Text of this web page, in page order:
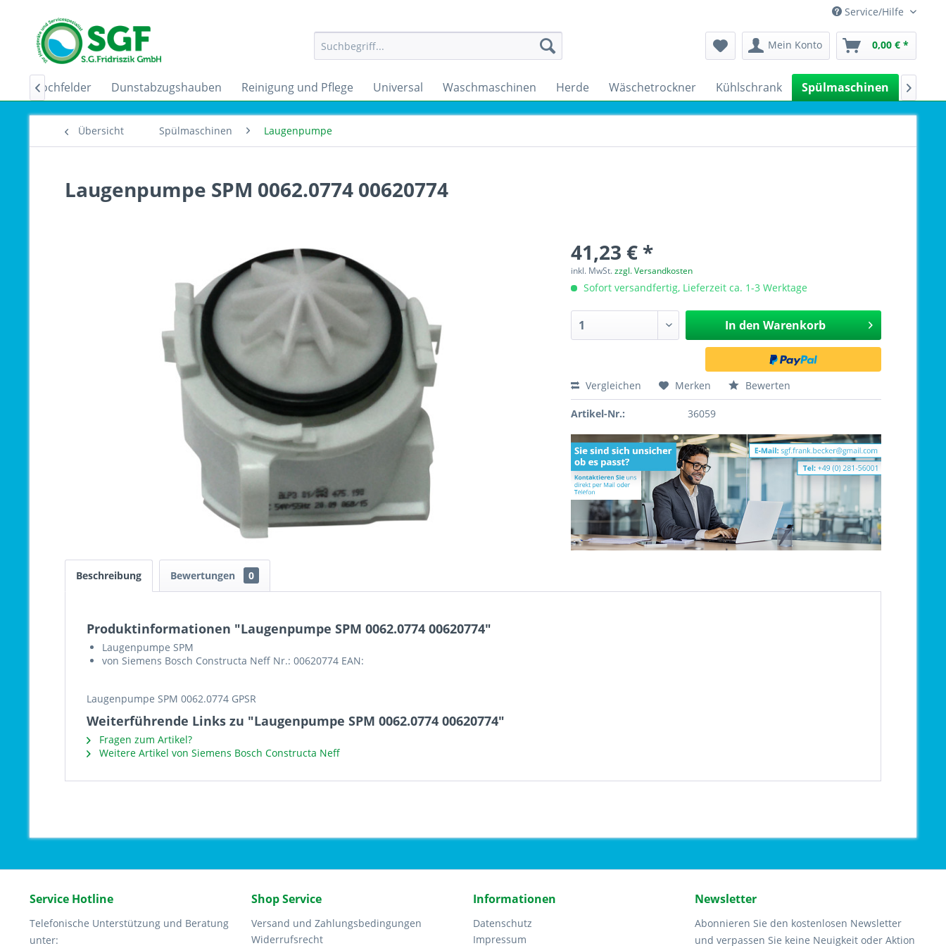
Service/Hilfe
Mein Konto 0,00 € *
Dunstabzugshauben Reinigung und Pflege Universal Waschmaschinen Herde Wäschetrockner Kühlschrank Spülmaschinen
 
Übersicht Spülmaschinen Laugenpumpe
Laugenpumpe SPM 0062.0774 00620774
41,23 € *
inkl. MwSt.zzgl. Versandkosten
Sofort versandfertig, Lieferzeit ca. 1-3 Werktage
In den Warenkorb
Vergleichen Merken Bewerten
Artikel-Nr.: 36059
Beschreibung Bewertungen 0
Produktinformationen "Laugenpumpe SPM 0062.0774 00620774"
Laugenpumpe SPM
von Siemens Bosch Constructa Neff Nr.: 00620774 EAN:
Laugenpumpe SPM 0062.0774 GPSR
Weiterführende Links zu "Laugenpumpe SPM 0062.0774 00620774"
Fragen zum Artikel?
Weitere Artikel von Siemens Bosch Constructa Neff
Service Hotline
Telefonische Unterstützung und Beratung
unter:
Shop Service
Versand und Zahlungsbedingungen
Widerrufsrecht
Informationen
Datenschutz
Impressum
Newsletter
Abonnieren Sie den kostenlosen Newsletter
und verpassen Sie keine Neuigkeit oder Aktion